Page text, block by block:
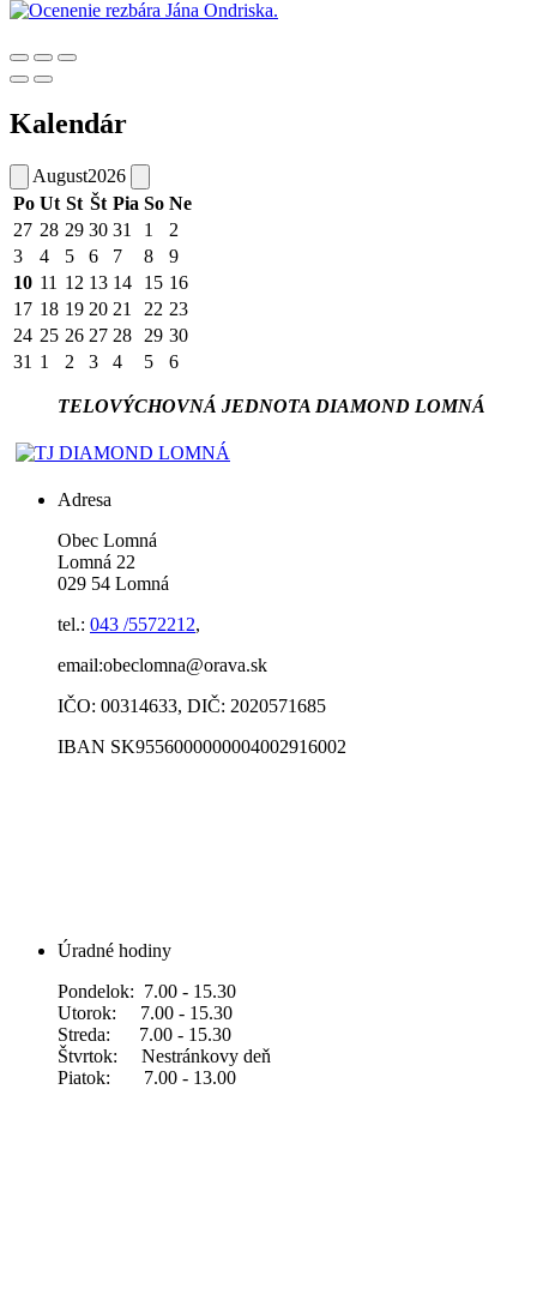
Kalendár
August2026
Po Ut St Št Pia So Ne
27 28 29 30 31 1
2
3
4 5 6 7 8
9
10 11 12 13 14 15 16
17 18 19 20 21 22 23
24 25 26 27 28 29 30
31 1 2 3 4 5 6
TELOVÝCHOVNÁ JEDNOTA DIAMOND LOMNÁ
Adresa
Obec Lomná
Lomná 22
029 54 Lomná
tel.: 043 /5572212,
email:obeclomna@orava.sk
IČO: 00314633, DIČ: 2020571685
IBAN SK9556000000004002916002
Úradné hodiny
Pondelok: 7.00 - 15.30
Utorok: 7.00 - 15.30
Streda: 7.00 - 15.30
Štvrtok: Nestránkovy deň
Piatok: 7.00 - 13.00